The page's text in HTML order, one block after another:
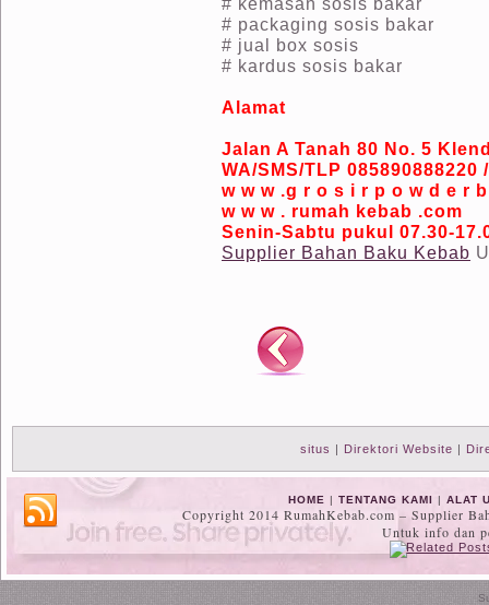
# packaging sosis bakar
# jual box sosis
# kardus sosis bakar
Alamat
Jalan A Tanah 80 No. 5
WA/SMS/TLP 085890888220
w w w .g r o s i r p o w d e r
w w w . rumah kebab .com
Senin-Sabtu pukul 07.30-
Supplier Bahan Baku Kebab
situs | Direktori Website |
HOME |TENTANG KAMI |ALAT
Copyright 2014 RumahKebab.com – Supplier
Untuk info dan